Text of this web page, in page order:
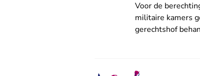
Voor de
militaire kamers
gerechtshof